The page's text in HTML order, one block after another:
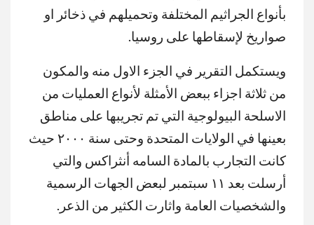
بأنواع الجراثيم المختلفة وتحميلهم في ذخائر او
صواريخ لإسقاطها على روسيا.
ويستكمل التقرير في الجزء الاول منه والمكون
من ثلاثة اجزاء ببعض الأمثلة لأنواع العمليات من
الاسلحة البيولوجية التي تم تجريبها على مناطق
بعينها في الولايات المتحدة وحتى سنة ٢٠٠٠ حيث
كانت التجارب بالمادة السامه أنثراكس والتي
أرسلت بعد ١١ سبتمبر لبعض الجهات الرسمية
والشخصيات العامة واثارت الكثير من الذعر.